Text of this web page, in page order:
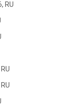
RU